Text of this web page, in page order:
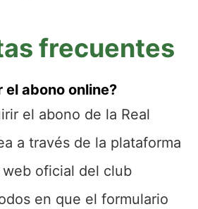
frecuentes
el abono online?
el abono de la Real
a través de la plataforma
oficial del club
en que el formulario